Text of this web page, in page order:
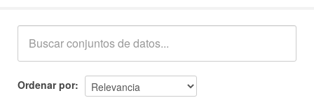
Ordenar por